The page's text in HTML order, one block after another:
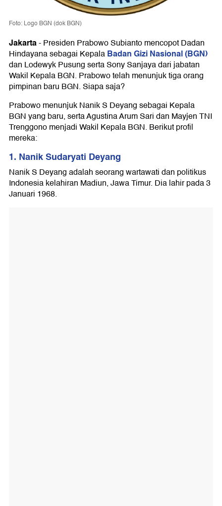
Foto: Logo BGN (dok BGN)
Jakarta-Presiden Prabowo Subianto mencopot Dadan
Hindayana sebagai KepalaBadan Gizi Nasional (BGN)
dan Lodewyk Pusung serta Sony Sanjaya dari jabatan
Wakil Kepala BGN. Prabowo telah menunjuk tiga orang
pimpinan baru BGN. Siapa saja?
Prabowo menunjuk Nanik S Deyang sebagai Kepala
BGN yang baru, serta Agustina Arum Sari dan Mayjen TNI
Trenggono menjadi Wakil Kepala BGN. Berikut profil
mereka:
1.⁠ ⁠Nanik Sudaryati Deyang
Nanik S Deyang adalah seorang wartawati dan politikus
Indonesia kelahiran Madiun, Jawa Timur. Dia lahir pada 3
Januari 1968.